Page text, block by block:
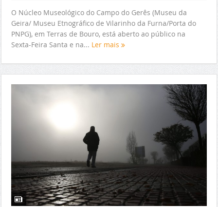
O Núcleo Museológico do Campo do Gerês (Museu da
Geira/ Museu Etnográfico de Vilarinho da Furna/Porta do
PNPG), em Terras de Bouro, está aberto ao público na
Sexta-Feira Santa e na... Ler mais